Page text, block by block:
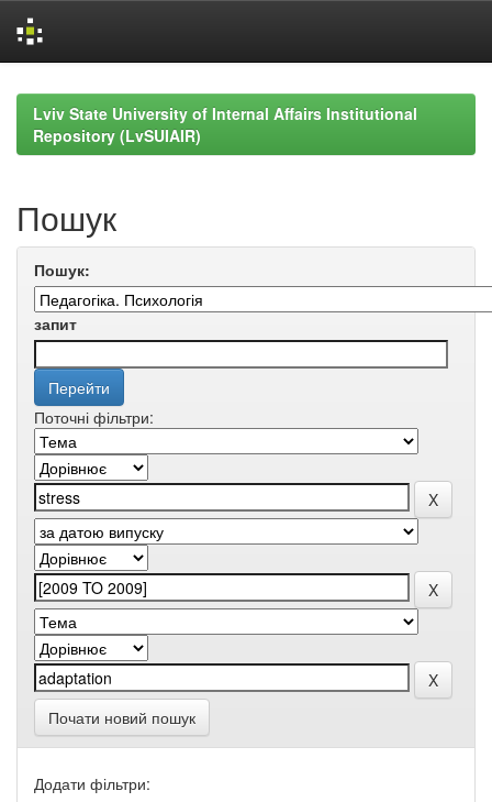
navigationLviv State University of Internal Affairs Institutional
Repository (LvSUIAIR)
Пошук
Пошук:
запит
Поточні фільтри:
Почати новий пошук
Додати фільтри: